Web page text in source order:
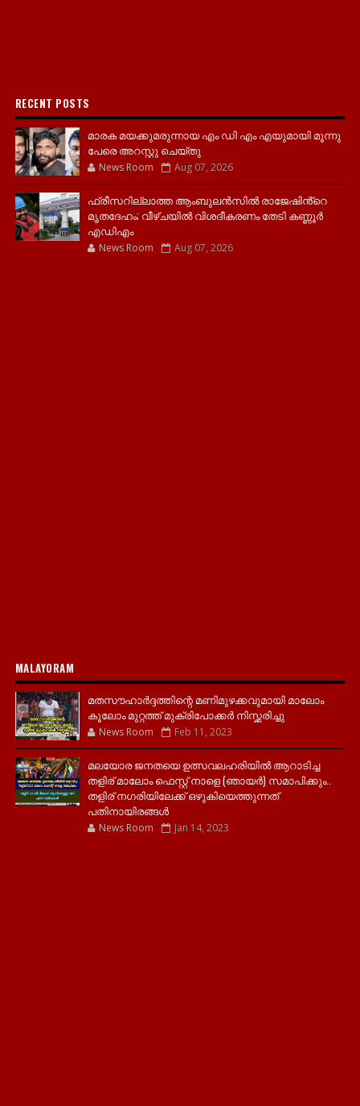
RECENT POSTS
മാരക മയക്കുമരുന്നായ എം ഡി എം എയുമായി മൂന്നു
പേരെ അറസ്റ്റു ചെയ്തു
News Room Aug 07, 2026
ഫ്രീസറില്ലാത്ത ആംബുലൻസിൽ രാജേഷിൻ്റെ
മൃതദേഹം; വീഴ്ചയിൽ വിശദീകരണം തേടി കണ്ണൂർ
എഡിഎം
News Room Aug 07, 2026
MALAYORAM
മതസൗഹാർദ്ദത്തിന്റെ മണിമുഴക്കവുമായി മാലോം
കൂലോം മുറ്റത്ത് മുക്രിപോക്കർ നിസ്ക്കരിച്ചു
News Room Feb 11, 2023
മലയോര ജനതയെ ഉത്സവലഹരിയിൽ ആറാടിച്ച
തളിര് മാലോം ഫെസ്റ്റ് നാളെ (ഞായർ) സമാപിക്കും..
തളിര് നഗരിയിലേക്ക് ഒഴുകിയെത്തുന്നത്
പതിനായിരങ്ങൾ
News Room Jan 14, 2023